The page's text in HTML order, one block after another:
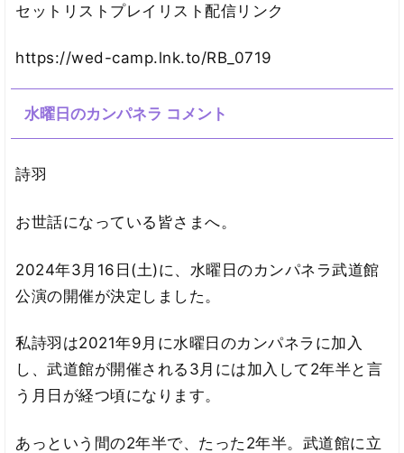
セットリストプレイリスト配信リンク
https://wed-camp.lnk.to/RB_0719
水曜日のカンパネラ コメント
詩羽
お世話になっている皆さまへ。
2024年3月16日(土)に、水曜日のカンパネラ武道館
公演の開催が決定しました。
私詩羽は2021年9月に水曜日のカンパネラに加入
し、武道館が開催される3月には加入して2年半と言
う月日が経つ頃になります。
あっという間の2年半で、たった2年半。武道館に立